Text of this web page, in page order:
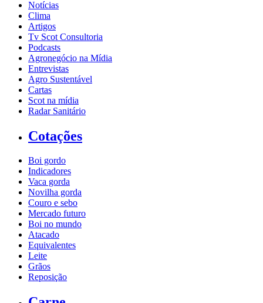
Notícias
Clima
Artigos
Tv Scot Consultoria
Podcasts
Agronegócio na Mídia
Entrevistas
Agro Sustentável
Cartas
Scot na mídia
Radar Sanitário
Cotações
Boi gordo
Indicadores
Vaca gorda
Novilha gorda
Couro e sebo
Mercado futuro
Boi no mundo
Atacado
Equivalentes
Leite
Grãos
Reposição